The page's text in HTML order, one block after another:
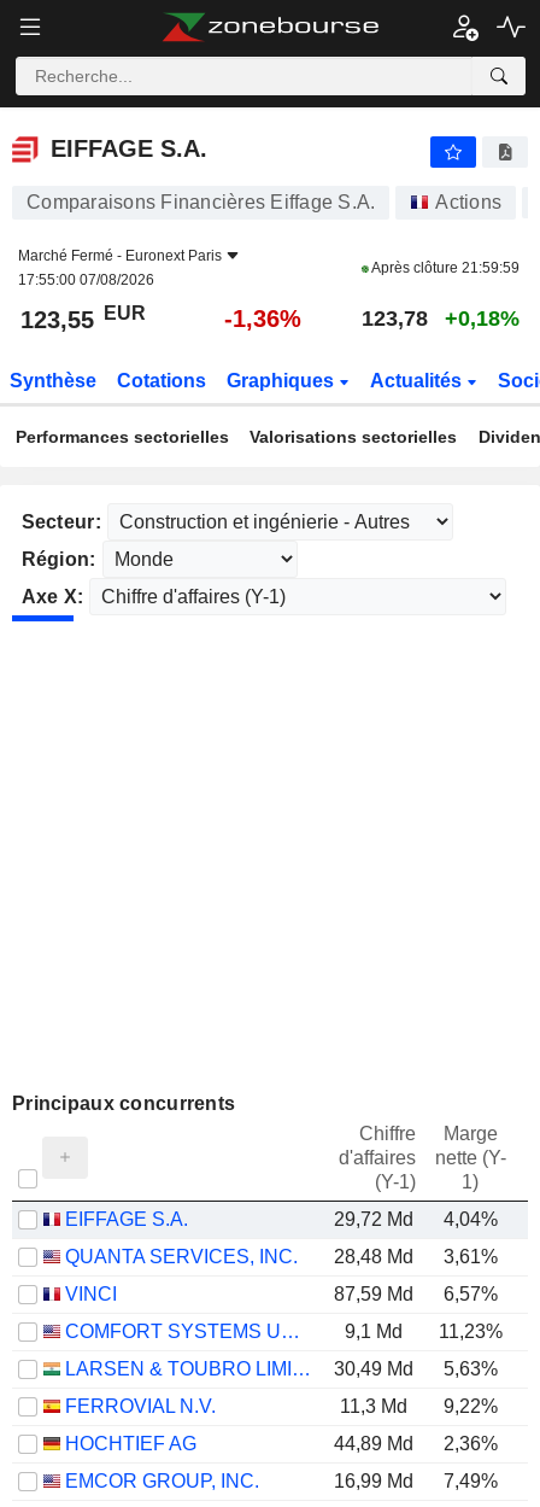
EIFFAGE S.A.
EIFFAGE S.A.
Comparaisons Financières Eiffage S.A. Actions
Marché Fermé - Euronext Paris
17:55:00 07/08/2026
Après clôture 21:59:59
123,55 EUR -1,36% 123,78 +0,18%
Synthèse Cotations Graphiques Actualités
Performances sectorielles Valorisations sectorielles
Secteur:
Région:
Axe X:
Principaux concurrents
Chiffre
d'affaires
(Y-1)
Marge
nette (Y-
1)
EIFFAGE S.A. 29,72 Md 4,04%
QUANTA SERVICES, INC.
28,48 Md 3,61%
VINCI
87,59 Md 6,57%
COMFORT SYSTEMS USA, INC.
9,1 Md 11,23%
LARSEN & TOUBRO LIMITED
30,49 Md 5,63%
FERROVIAL N.V.
11,3 Md 9,22%
HOCHTIEF AG
44,89 Md 2,36%
EMCOR GROUP, INC.
16,99 Md 7,49%